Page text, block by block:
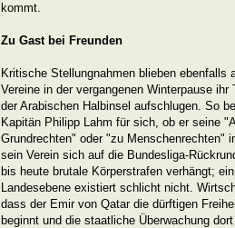
kommt.
Zu Gast bei Freunden
Kritische Stellungnahmen blieben ebenfalls
Vereine in der vergangenen Winterpause
der Arabischen Halbinsel aufschlugen. So
Kapitän Philipp Lahm für sich, ob er seine
Grundrechten" oder "zu Menschenrechten"
sein Verein sich auf die Bundesliga-
bis heute brutale Körperstrafen verhängt;
Landesebene existiert schlicht nicht.
dass der Emir von Qatar die dürftigen
beginnt und die staatliche Überwachung